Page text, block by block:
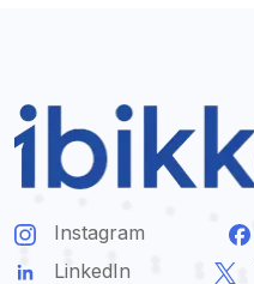
Instagram
LinkedIn